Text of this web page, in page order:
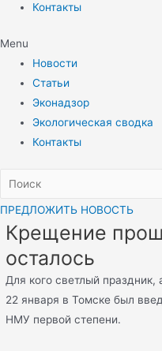
Контакты
Menu
Новости
Статьи
Эконадзор
Экологическая сводка
Контакты
ПРЕДЛОЖИТЬ НОВОСТЬ
Крещение
осталось
Для кого светлый праздник,
22 января в Томске был
НМУ первой степени.